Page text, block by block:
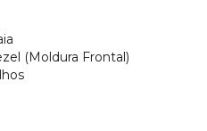
(Moldura Frontal)